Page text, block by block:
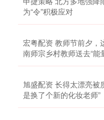
为“令”积极应对
宏粤配资 教师节前夕，
南师宗乡村教师送去“能
旭盛配资 长得太漂亮被
是换了个新的化妆老师”